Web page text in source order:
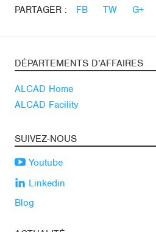
PARTAGER : FB TW G+
DÉPARTEMENTS D’AFFAIRES
ALCAD Home
ALCAD Facility
SUIVEZ-NOUS
Youtube
Linkedin
Blog